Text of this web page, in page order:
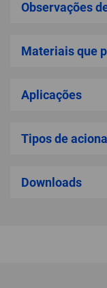
Observações
Materiais que
Aplicações
Tipos de
Downloads